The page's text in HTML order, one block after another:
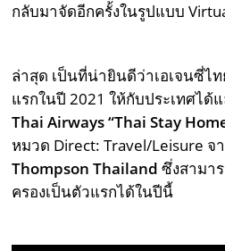
กลับมาจัดอีกครั้งในรูปแบบ
ล่าสุด เป็นที่น่ายินดีว่าเอเจนซี่ไ
แรกในปี 2021 ให้กับประเทศได้
Thai Airways “Thai Stay
หมวด Direct: Travel/Leisure
Thompson Thailand ซึ่งสามา
ครองเป็นตัวแรกได้ในปีนี้